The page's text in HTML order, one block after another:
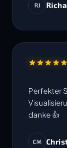
RJ
Perfekter
danke 👍
CM